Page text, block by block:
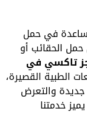
في حمل
أو
في
القصيرة،
والتعرض